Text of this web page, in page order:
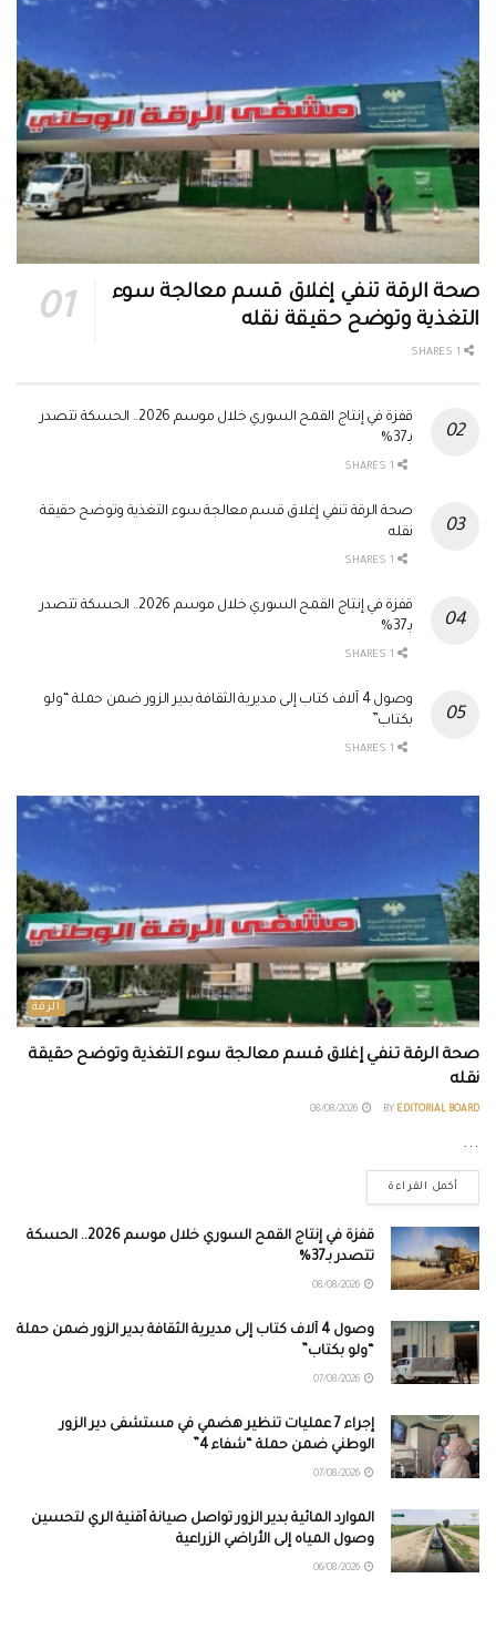
صحة الرقة تنفي إغلاق قسم معالجة سوء
التغذية وتوضح حقيقة نقله
قفزة في إنتاج القمح السوري خلال موسم 2026.. الحسكة تتصدر
بـ37%
صحة الرقة تنفي إغلاق قسم معالجة سوء التغذية وتوضح حقيقة
نقله
قفزة في إنتاج القمح السوري خلال موسم 2026.. الحسكة تتصدر
بـ37%
وصول 4 آلاف كتاب إلى مديرية الثقافة بدير الزور ضمن حملة “ولو
بكتاب”
الرقة
صحة الرقة تنفي إغلاق قسم معالجة سوء التغذية وتوضح حقيقة
نقله
BY EDITORIAL BOARD
...
أكمل القراءة
قفزة في إنتاج القمح السوري خلال موسم 2026.. الحسكة
تتصدر بـ37%
وصول 4 آلاف كتاب إلى مديرية الثقافة بدير الزور ضمن حملة
“ولو بكتاب”
إجراء 7 عمليات تنظير هضمي في مستشفى دير الزور
الوطني ضمن حملة “شفاء 4”
الموارد المائية بدير الزور تواصل صيانة أقنية الري لتحسين
وصول المياه إلى الأراضي الزراعية